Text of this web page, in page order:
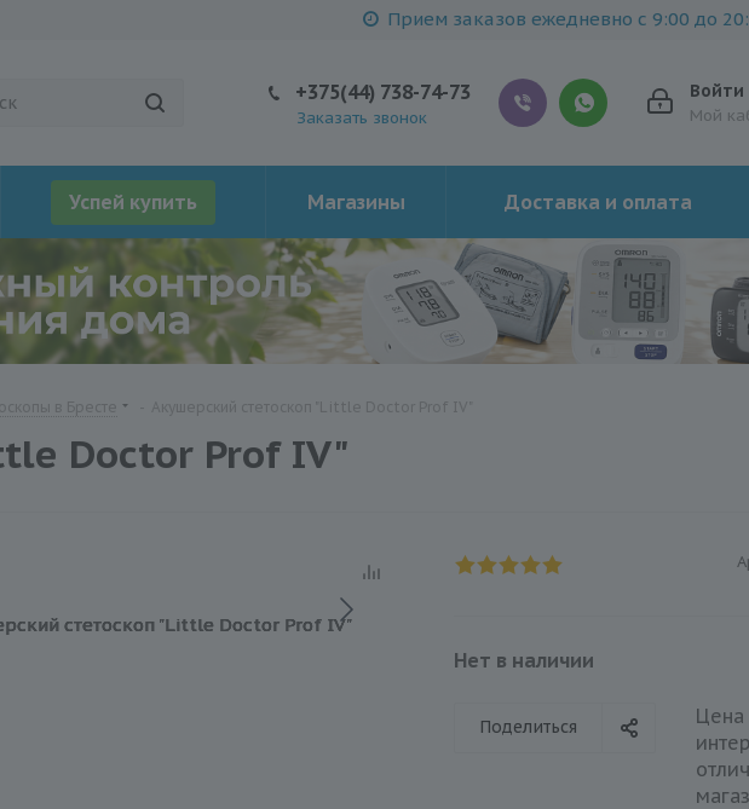
Прием заказов ежедневно с 9:00 до
Войти
+375(44) 738-74-73
Заказать звонок
Успей купить Магазины Доставка и оплата
Doctor Prof IV"
Нет в наличии
Поделиться
Цена